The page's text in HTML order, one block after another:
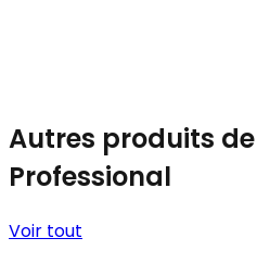
Autres produits
Professional
Voir tout